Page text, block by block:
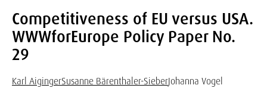
Competitiveness of EU versus USA.
WWWforEurope Policy Paper No.
29
Karl AigingerSusanne Bärenthaler-SieberJohanna Vogel